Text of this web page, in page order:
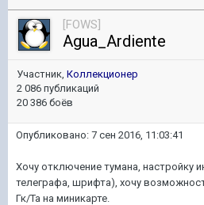
[FOWS]
Agua_Ardiente
Участник, Коллекционер
2 086 публикаций
20 386 боёв
Опубликовано: 7 сен 2016, 11:03:41
Хочу отключение тумана, настройку
телеграфа, шрифта), хочу
Гк/Та на миникарте.